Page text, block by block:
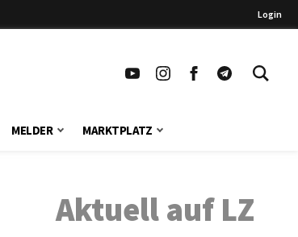
Login
MELDER MARKTPLATZ
Aktuell auf LZ